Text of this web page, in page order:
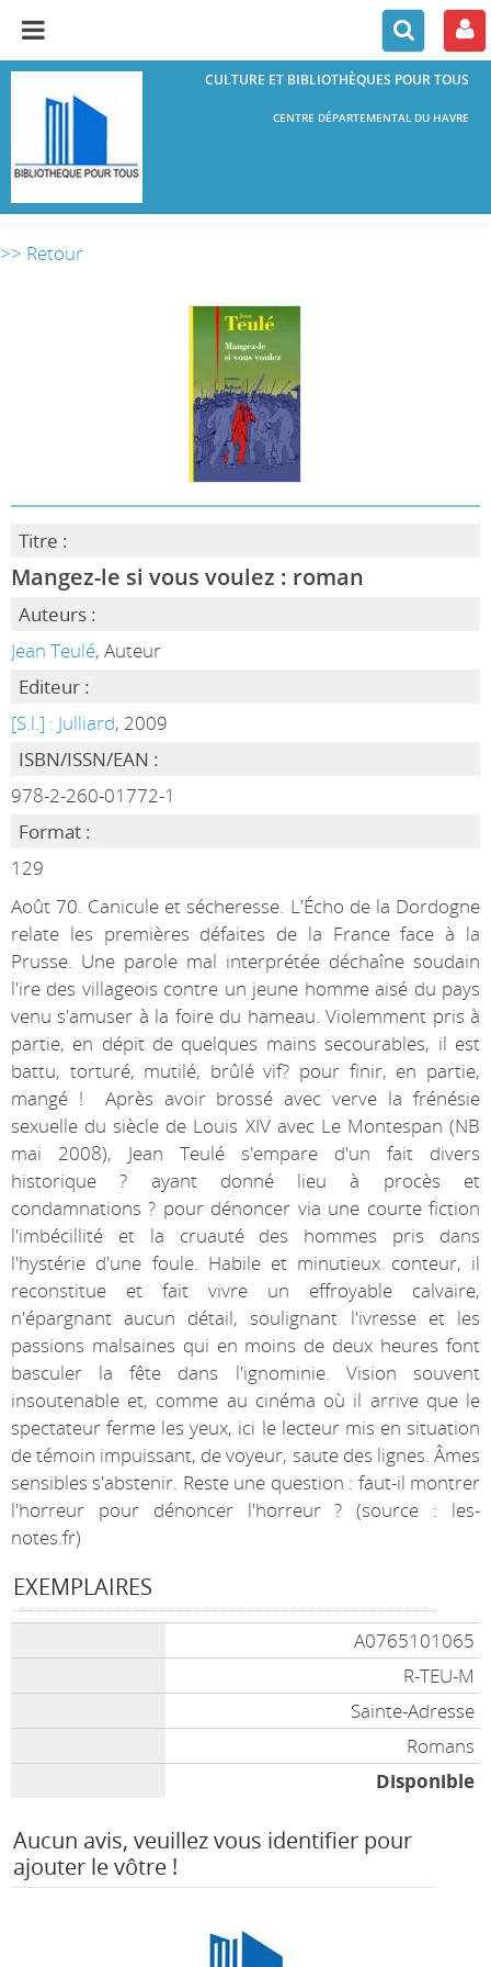
CULTURE ET BIBLIOTHÈQUES POUR TOUS
CENTRE DÉPARTEMENTAL DU HAVRE
>> Retour
Titre :
Mangez-le si vous voulez : roman
Auteurs :
Jean Teulé, Auteur
Editeur :
[S.l.] : Julliard, 2009
ISBN/ISSN/EAN :
978-2-260-01772-1
Format :
129
Août 70. Canicule et sécheresse. L'Écho de la Dordogne
relate les premières défaites de la France face à la
Prusse. Une parole mal interprétée déchaîne soudain
l'ire des villageois contre un jeune homme aisé du pays
venu s'amuser à la foire du hameau. Violemment pris à
partie, en dépit de quelques mains secourables, il est
battu, torturé, mutilé, brûlé vif? pour finir, en partie,
mangé ! Après avoir brossé avec verve la frénésie
sexuelle du siècle de Louis XIV avec Le Montespan (NB
mai 2008), Jean Teulé s'empare d'un fait divers
historique ? ayant donné lieu à procès et
condamnations ? pour dénoncer via une courte fiction
l'imbécillité et la cruauté des hommes pris dans
l'hystérie d'une foule. Habile et minutieux conteur, il
reconstitue et fait vivre un effroyable calvaire,
n'épargnant aucun détail, soulignant l'ivresse et les
passions malsaines qui en moins de deux heures font
basculer la fête dans l'ignominie. Vision souvent
insoutenable et, comme au cinéma où il arrive que le
spectateur ferme les yeux, ici le lecteur mis en situation
de témoin impuissant, de voyeur, saute des lignes. Âmes
sensibles s'abstenir. Reste une question : faut-il montrer
l'horreur pour dénoncer l'horreur ? (source : les-
notes.fr)
EXEMPLAIRES
A0765101065
R-TEU-M
Sainte-Adresse
Romans
Disponible
Aucun avis, veuillez vous identifier pour
ajouter le vôtre !